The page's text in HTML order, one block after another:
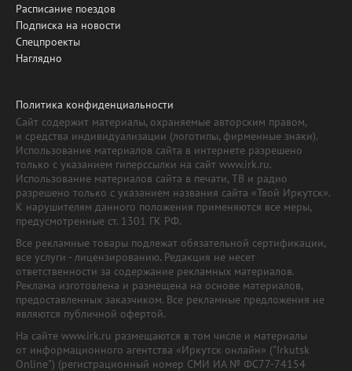
Расписание поездов
Подписка на новости
Спецпроекты
Наглядно
Политика конфиденциальности
Сайт содержит материалы, охраняемые авторским правом,
и средства индивидуализации (логотипы, фирменные знаки).
Использование материалов сайта в интернете разрешено
только с указанием гиперссылки на сайт www.irk.ru.
Использование материалов сайта в печати, ТВ и радио
разрешено только с указанием названия сайта «Твой Иркутск».
К нарушителям данного положения применяются все меры,
предусмотренные ст. 1301 ГК РФ.
Все рекламные товары подлежат обязательной сертификации,
все услуги - лицензированию. Редакция не несет
ответственности за содержание рекламных материалов.
Реклама изготовлена и размещена на основе материалов,
предоставленных заказчиком. Все рекламные предложения не
являются публичной офертой.
На сайте www.irk.ru размещаются в том числе и материалы
от информационного агентства «Иркутск онлайн» ("Irkutsk
Online") (регистрационный номер СМИ ИА № ФС77-74154